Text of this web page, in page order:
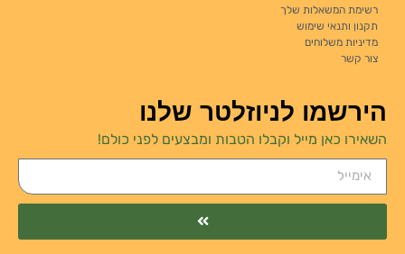
רשימת המשאלות שלך
תקנון ותנאי שימוש
מדיניות משלוחים
צור קשר
הירשמו לניוזלטר שלנו
השאירו כאן מייל וקבלו הטבות ומבצעים לפני כולם!